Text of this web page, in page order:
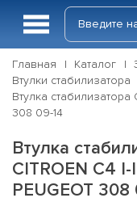
Главная Каталог
Втулки стабилизатора
Втулка стабилизатора
308 09-14
Втулка
CITROEN C4 I-
PEUGEOT 308